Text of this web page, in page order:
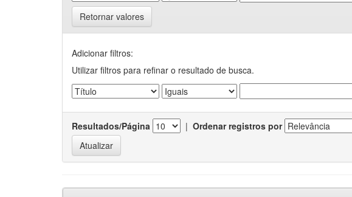
Retornar valores
Adicionar filtros:
Utilizar filtros para refinar o resultado de busca.
Resultados/Página | Ordenar registros por